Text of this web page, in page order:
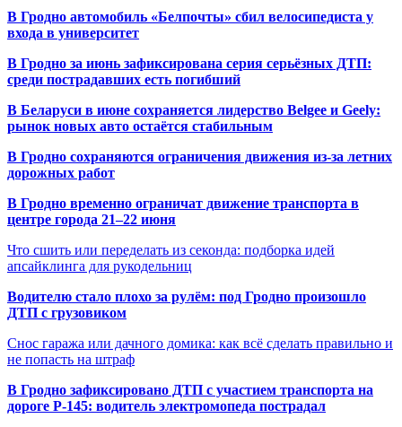
В Гродно автомобиль «Белпочты» сбил велосипедиста у
входа в университет
В Гродно за июнь зафиксирована серия серьёзных ДТП:
среди пострадавших есть погибший
В Беларуси в июне сохраняется лидерство Belgee и Geely:
рынок новых авто остаётся стабильным
В Гродно сохраняются ограничения движения из-за летних
дорожных работ
В Гродно временно ограничат движение транспорта в
центре города 21–22 июня
Что сшить или переделать из секонда: подборка идей
апсайклинга для рукодельниц
Водителю стало плохо за рулём: под Гродно произошло
ДТП с грузовиком
Снос гаража или дачного домика: как всё сделать правильно и
не попасть на штраф
В Гродно зафиксировано ДТП с участием транспорта на
дороге Р-145: водитель электромопеда пострадал